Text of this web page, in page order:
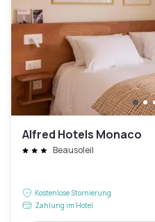
Alfred Hotels Monaco
Beausoleil
Kostenlose Stornierung
Zahlung im Hotel